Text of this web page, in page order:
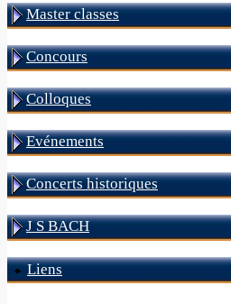
Master classes
Concours
Colloques
Evénements
Concerts historiques
J S BACH
Liens